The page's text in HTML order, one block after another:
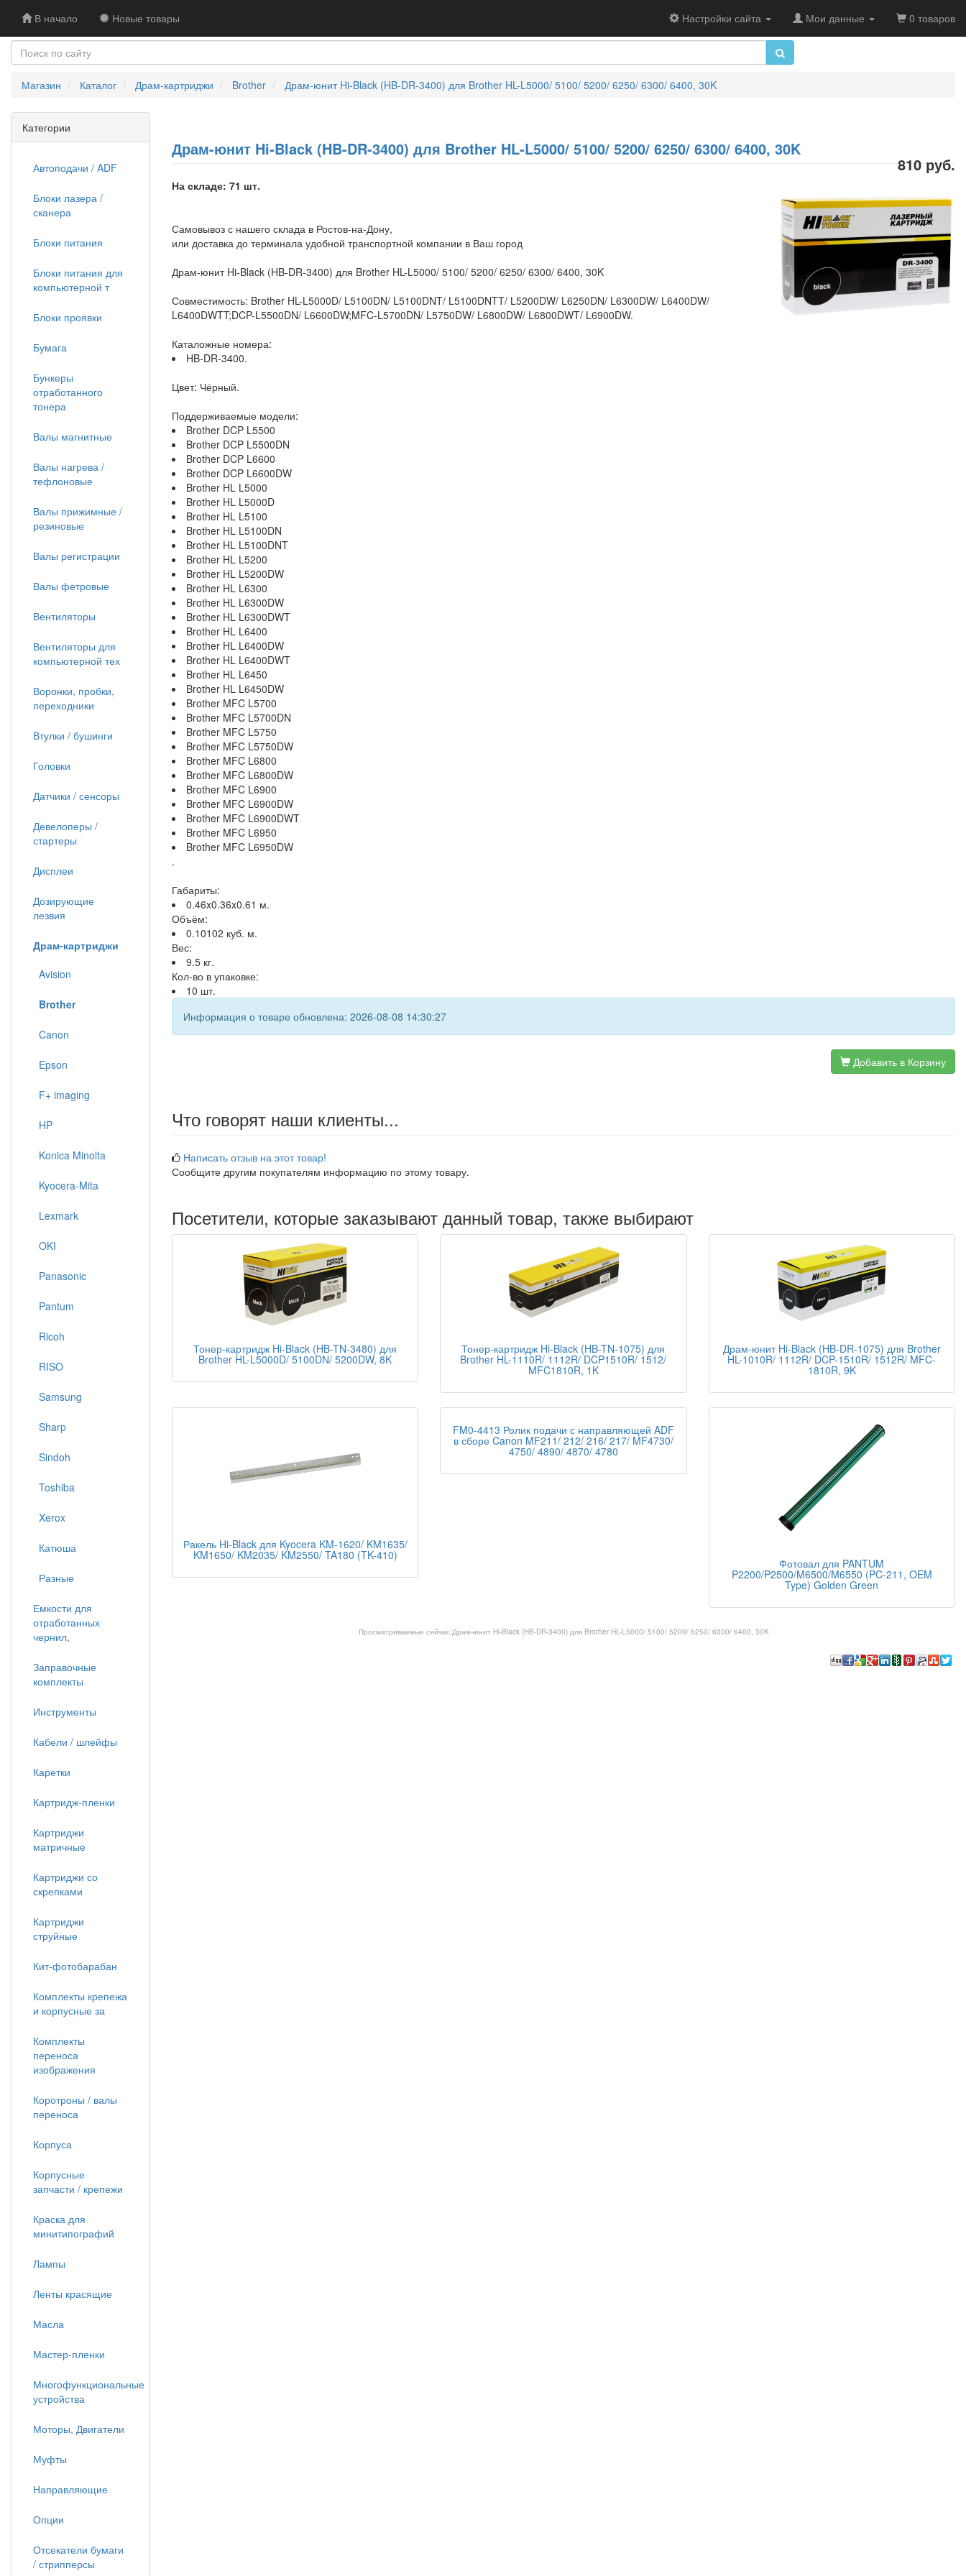
В начало Новые товары Настройки сайта Мои данные 0 товаров
Магазин Каталог Драм-картриджи Brother Драм-юнит Hi-Black (HB-DR-3400) для Brother HL-L5000/ 5100/ 5200/ 6250/ 6300/ 6400, 30K
Драм-юнит Hi-Black (HB-DR-3400) для Brother HL-L5000/ 5100/ 5200/ 6250/ 6300/ 6400, 30K
810 руб.
На складе: 71 шт.
Самовывоз с нашего склада в Ростов-на-Дону,
или доставка до терминала удобной транспортной компании в Ваш город
Драм-юнит Hi-Black (HB-DR-3400) для Brother HL-L5000/ 5100/ 5200/ 6250/ 6300/ 6400, 30K
Совместимость: Brother HL-L5000D/ L5100DN/ L5100DNT/ L5100DNTT/ L5200DW/ L6250DN/ L6300DW/ L6400DW/
L6400DWTT;DCP-L5500DN/ L6600DW;MFC-L5700DN/ L5750DW/ L6800DW/ L6800DWT/ L6900DW.
Каталожные номера:
HB-DR-3400.
Цвет: Чёрный.
Поддерживаемые модели:
Brother DCP L5500
Brother DCP L5500DN
Brother DCP L6600
Brother DCP L6600DW
Brother HL L5000
Brother HL L5000D
Brother HL L5100
Brother HL L5100DN
Brother HL L5100DNT
Brother HL L5200
Brother HL L5200DW
Brother HL L6300
Brother HL L6300DW
Brother HL L6300DWT
Brother HL L6400
Brother HL L6400DW
Brother HL L6400DWT
Brother HL L6450
Brother HL L6450DW
Brother MFC L5700
Brother MFC L5700DN
Brother MFC L5750
Brother MFC L5750DW
Brother MFC L6800
Brother MFC L6800DW
Brother MFC L6900
Brother MFC L6900DW
Brother MFC L6900DWT
Brother MFC L6950
Brother MFC L6950DW
.
Габариты:
0.46x0.36x0.61 м.
Объём:
0.10102 куб. м.
Вес:
9.5 кг.
Кол-во в упаковке:
10 шт.
Информация о товаре обновлена: 2026-08-08 14:30:27
Добавить в Корзину
Что говорят наши клиенты...
Написать отзыв на этот товар!
Сообщите другим покупателям информацию по этому товару.
Посетители, которые заказывают данный товар, также выбирают
Тонер-картридж Hi-Black (HB-TN-3480) для
Brother HL-L5000D/ 5100DN/ 5200DW, 8K
Тонер-картридж Hi-Black (HB-TN-1075) для
Brother HL-1110R/ 1112R/ DCP1510R/ 1512/
MFC1810R, 1K
Драм-юнит Hi-Black (HB-DR-1075) для Brother
HL-1010R/ 1112R/ DCP-1510R/ 1512R/ MFC-
1810R, 9K
Ракель Hi-Black для Kyocera KM-1620/ KM1635/
KM1650/ KM2035/ KM2550/ TA180 (TK-410)
FM0-4413 Ролик подачи с направляющей ADF
в сборе Canon MF211/ 212/ 216/ 217/ MF4730/
4750/ 4890/ 4870/ 4780
Фотовал для PANTUM
P2200/P2500/M6500/M6550 (PC-211, OEM
Type) Golden Green
Просматриваемые сейчас:Драм-юнит Hi-Black (HB-DR-3400) для Brother HL-L5000/ 5100/ 5200/ 6250/ 6300/ 6400, 30K
Категории
Автоподачи / ADF
Блоки лазера /
сканера
Блоки питания
Блоки питания для
компьютерной т
Блоки проявки
Бумага
Бункеры
отработанного
тонера
Валы магнитные
Валы нагрева /
тефлоновые
Валы прижимные /
резиновые
Валы регистрации
Валы фетровые
Вентиляторы
Вентиляторы для
компьютерной тех
Воронки, пробки,
переходники
Втулки / бушинги
Головки
Датчики / сенсоры
Девелоперы /
стартеры
Дисплеи
Дозирующие
лезвия
Драм-картриджи
Avision
Brother
Canon
Epson
F+ imaging
HP
Konica Minolta
Kyocera-Mita
Lexmark
OKI
Panasonic
Pantum
Ricoh
RISO
Samsung
Sharp
Sindoh
Toshiba
Xerox
Катюша
Разные
Емкости для
отработанных
чернил,
Заправочные
комплекты
Инструменты
Кабели / шлейфы
Каретки
Картридж-пленки
Картриджи
матричные
Картриджи со
скрепками
Картриджи
струйные
Кит-фотобарабан
Комплекты крепежа
и корпусные за
Комплекты
переноса
изображения
Коротроны / валы
переноса
Корпуса
Корпусные
запчасти / крепежи
Краска для
минитипографий
Лампы
Ленты красящие
Масла
Мастер-пленки
Многофункциональные
устройства
Моторы, Двигатели
Муфты
Направляющие
Опции
Отсекатели бумаги
/ стрипперсы